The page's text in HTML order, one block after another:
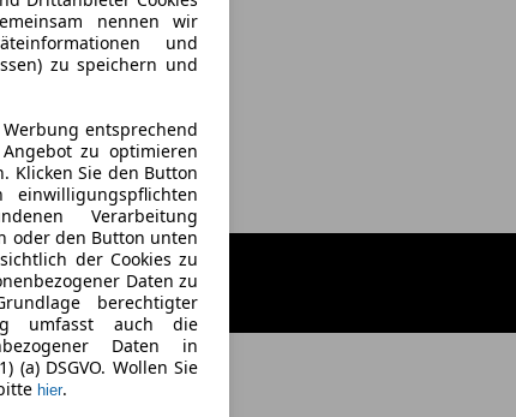
nennen wir
und
zu speichern und
entsprechend
zu optimieren
Klicken Sie den Button
Verarbeitung
oder den Button unten
der Cookies zu
Daten zu
berechtigter
umfasst auch die
Daten in
(a) DSGVO. Wollen Sie
hier.